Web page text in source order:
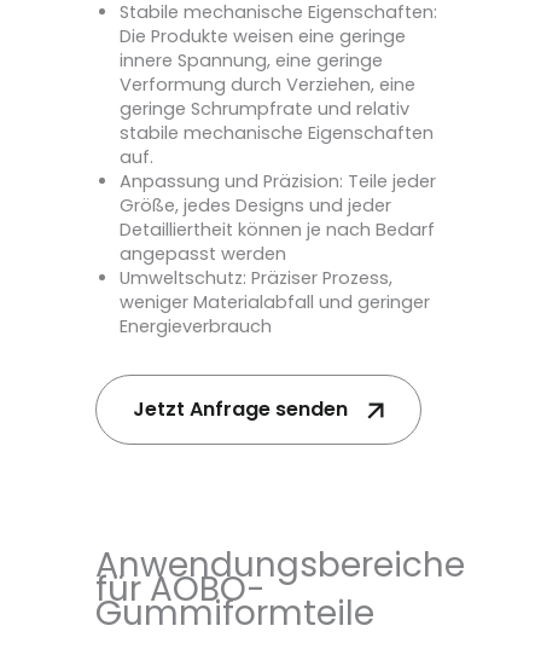
‌Stabile mechanische Eigenschaften‌:
Die Produkte weisen eine geringe
innere Spannung, eine geringe
Verformung durch Verziehen, eine
geringe Schrumpfrate und relativ
stabile mechanische Eigenschaften
auf.
‌Anpassung und Präzision‌: Teile jeder
Größe, jedes Designs und jeder
Detailliertheit können je nach Bedarf
angepasst werden‌
‌Umweltschutz‌: Präziser Prozess,
weniger Materialabfall und geringer
Energieverbrauch‌
Jetzt Anfrage senden
Anwendungsbereiche
für AOBO-
Gummiformteile